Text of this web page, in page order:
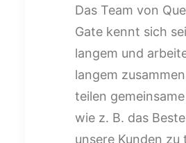
Das Team von
Gate kennt sich
langem und
langem
teilen
wie z. B. das
unsere Kunden zu